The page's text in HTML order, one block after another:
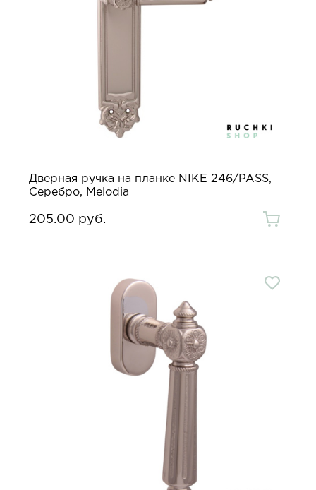
Дверная ручка на планке NIKE 246/PASS,
Серебро, Melodia
205.00 руб.